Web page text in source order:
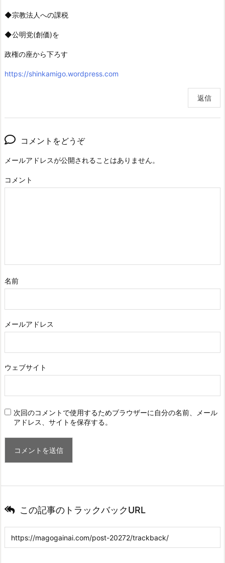
◆宗教法人への課税
◆公明党(創価)を
政権の座から下ろす
https://shinkamigo.wordpress.com
返信
コメントをどうぞ
メールアドレスが公開されることはありません。
コメント
名前
メールアドレス
ウェブサイト
次回のコメントで使用するためブラウザーに自分の名前、メール
アドレス、サイトを保存する。
この記事のトラックバックURL